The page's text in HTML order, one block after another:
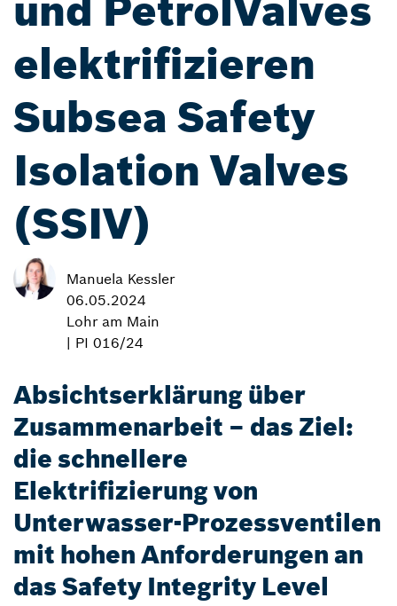
elektrifizieren
Subsea Safety
Isolation Valves
(SSIV)
Manuela Kessler
06.05.2024
Lohr am Main
| PI 016/24
Absichtserklärung über
Zusammenarbeit – das Ziel:
die schnellere
Elektrifizierung von
Unterwasser-Prozessventilen
mit hohen Anforderungen an
das Safety Integrity Level